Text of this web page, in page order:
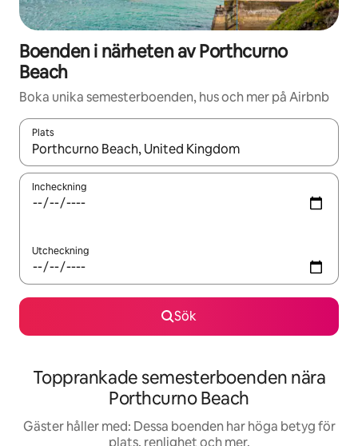
Boenden i närheten av Porthcurno
Beach
Boka unika semesterboenden, hus och mer på Airbnb
Plats
När resultaten är tillgängliga kan du navigera med upp- och
Incheckning
Utcheckning
Sök
Topprankade semesterboenden nära
Porthcurno Beach
Gäster håller med: Dessa boenden har höga betyg för
plats, renlighet och mer.